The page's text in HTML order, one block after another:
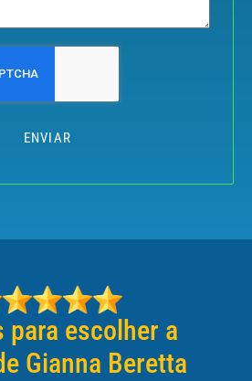
ENVIAR
para escolher a
Gianna Beretta